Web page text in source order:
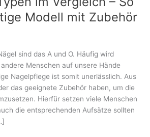
Modell mit Zubehör
sind das A und O. Häufig wird
Menschen auf unsere Hände
Nagelpflege ist somit unerlässlich. Aus
das geeignete Zubehör haben, um die
Hierfür setzen viele Menschen
die entsprechenden Aufsätze sollten